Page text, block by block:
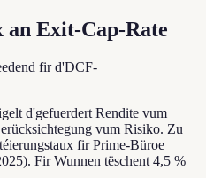
an Exit-Cap-Rate
fir d'DCF-
d'gefuerdert Rendite vum
vum Risiko. Zu
fir Prime-Büroe
Fir Wunnen tëschent 4,5 %